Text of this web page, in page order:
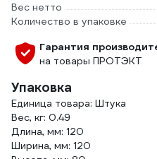
Вес нетто
Количество в упаковке
Гарантия
на товары ПРОТЭКТ
Упаковка
Единица товара: Штука
Вес, кг: 0.49
Длина, мм: 120
Ширина, мм: 120